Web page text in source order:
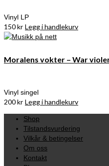
Vinyl LP
150kr Legg i handlekurv
Moralens vokter – War
Vinyl singel
200kr Legg i handlekurv
Shop
Tilstandsvurdering
Vilkår & betingelser
Om oss
Kontakt